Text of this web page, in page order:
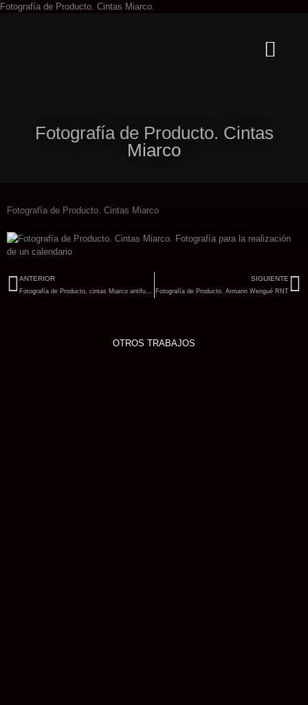
Fotografía de Producto. Cintas Miarco.
Fotografía de Producto. Cintas
Miarco
Fotografía de Producto. Cintas Miarco
Ant
ANTERIOR
Fotografía de Producto, cintas Miarco antifugas
SIGUIENTE
Fotografía de Producto. Armario Wengué RNT
OTROS TRABAJOS